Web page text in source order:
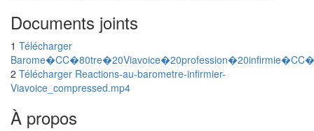
Documents joints
1 Télécharger
2 Télécharger Reactions-au-barometre-infirmier-
Viavoice_compressed.mp4
À propos